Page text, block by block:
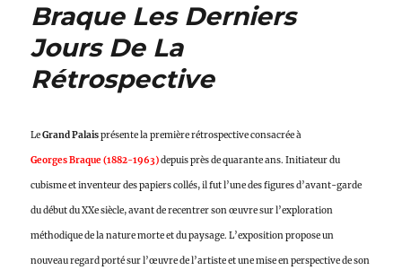
Braque Les Derniers
Jours De La
Rétrospective
LeGrand Palaisprésente la première rétrospective consacrée à
Georges Braque (1882-1963)depuis près de quarante ans. Initiateur du
cubisme et inventeur des papiers collés, il fut l’une des figures d’avant-garde
du début du XXe siècle, avant de recentrer son œuvre sur l’exploration
méthodique de la nature morte et du paysage. L’exposition propose un
nouveau regard porté sur l’œuvre de l’artiste et une mise en perspective de son